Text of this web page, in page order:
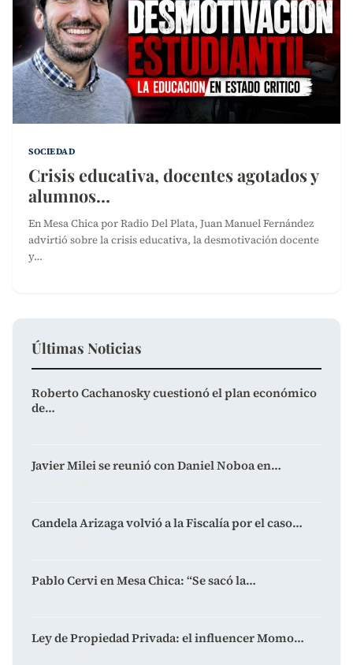
SOCIEDAD
Crisis educativa, docentes agotados y
alumnos…
En Mesa Chica por Radio Del Plata, Juan Manuel Fernández
advirtió sobre la crisis educativa, la desmotivación docente
y…
Últimas Noticias
Roberto Cachanosky cuestionó el plan económico
de…
Javier Milei se reunió con Daniel Noboa en…
Candela Arizaga volvió a la Fiscalía por el caso…
Pablo Cervi en Mesa Chica: “Se sacó la…
Ley de Propiedad Privada: el influencer Momo…